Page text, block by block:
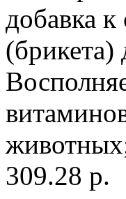
добавка
(брикета)
309.28 р.